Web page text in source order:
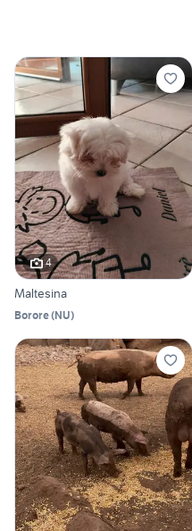
4
Maltesina
Borore(NU)